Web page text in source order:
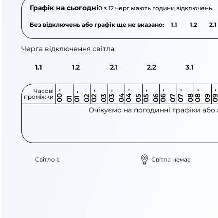
Графік на сьогодні0 з 12 черг мають години відключень.
Без відключень або графік ще не вказано: 1.1 1.2 2.1
Черга відключення світла:
1.1 1.2 2.1 2.2 3.1
Часові
проміжки 0
0
-
0 1 0
1
-
0 2 0 2
-
0 3 0 3
-
0 4 0 4
-
0 5 0 5
-
0 6 0 6
-
0 7 0 7
-
0 8 0 8
-
0 9 0
9
-
1
Очікуємо на погодинні графіки
Світло є Світла немає